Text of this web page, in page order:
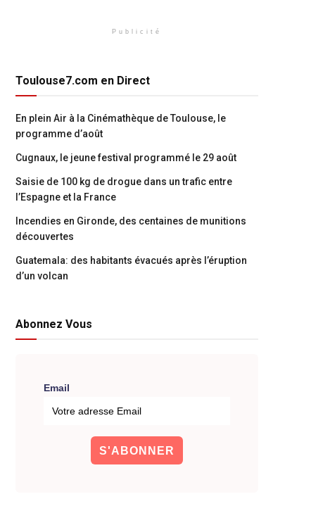
Publicité
Toulouse7.com en Direct
En plein Air à la Cinémathèque de Toulouse, le
programme d’août
Cugnaux, le jeune festival programmé le 29 août
Saisie de 100 kg de drogue dans un trafic entre
l’Espagne et la France
Incendies en Gironde, des centaines de munitions
découvertes
Guatemala: des habitants évacués après l’éruption
d’un volcan
Abonnez Vous
Email